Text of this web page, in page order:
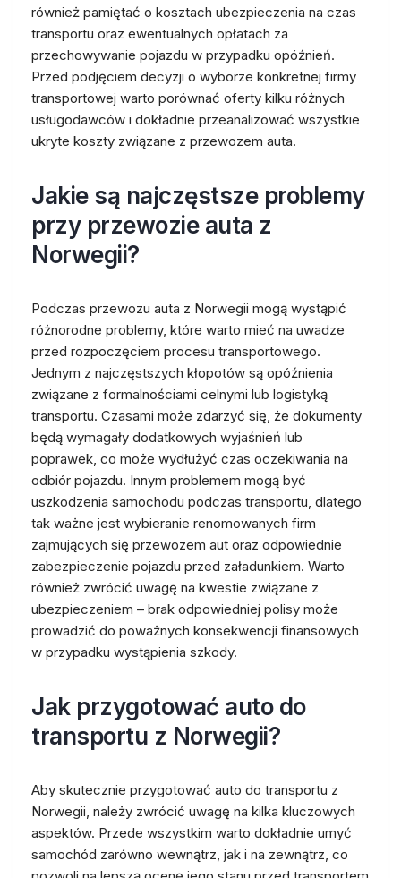
również pamiętać o kosztach ubezpieczenia na czas
transportu oraz ewentualnych opłatach za
przechowywanie pojazdu w przypadku opóźnień.
Przed podjęciem decyzji o wyborze konkretnej firmy
transportowej warto porównać oferty kilku różnych
usługodawców i dokładnie przeanalizować wszystkie
ukryte koszty związane z przewozem auta.
Jakie są najczęstsze problemy
przy przewozie auta z
Norwegii?
Podczas przewozu auta z Norwegii mogą wystąpić
różnorodne problemy, które warto mieć na uwadze
przed rozpoczęciem procesu transportowego.
Jednym z najczęstszych kłopotów są opóźnienia
związane z formalnościami celnymi lub logistyką
transportu. Czasami może zdarzyć się, że dokumenty
będą wymagały dodatkowych wyjaśnień lub
poprawek, co może wydłużyć czas oczekiwania na
odbiór pojazdu. Innym problemem mogą być
uszkodzenia samochodu podczas transportu, dlatego
tak ważne jest wybieranie renomowanych firm
zajmujących się przewozem aut oraz odpowiednie
zabezpieczenie pojazdu przed załadunkiem. Warto
również zwrócić uwagę na kwestie związane z
ubezpieczeniem – brak odpowiedniej polisy może
prowadzić do poważnych konsekwencji finansowych
w przypadku wystąpienia szkody.
Jak przygotować auto do
transportu z Norwegii?
Aby skutecznie przygotować auto do transportu z
Norwegii, należy zwrócić uwagę na kilka kluczowych
aspektów. Przede wszystkim warto dokładnie umyć
samochód zarówno wewnątrz, jak i na zewnątrz, co